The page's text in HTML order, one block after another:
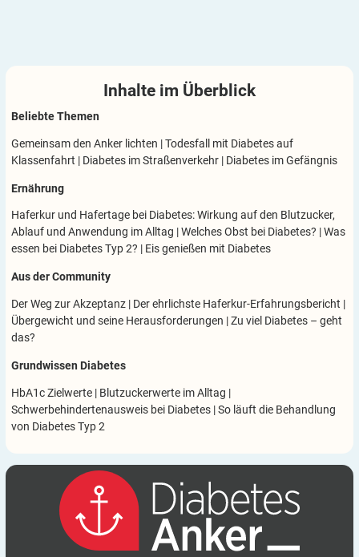
Inhalte im Überblick
Beliebte Themen
Gemeinsam den Anker lichten |Todesfall mit Diabetes auf
Klassenfahrt | Diabetes im Straßenverkehr | Diabetes im Gefängnis
Ernährung
Haferkur und Hafertage bei Diabetes: Wirkung auf den Blutzucker,
Ablauf und Anwendung im Alltag |Welches Obst bei Diabetes? |Was
essen bei Diabetes Typ 2? | Eis genießen mit Diabetes
Aus der Community
Der Weg zur Akzeptanz | Der ehrlichste Haferkur-Erfahrungsbericht |
Übergewicht und seine Herausforderungen |Zu viel Diabetes – geht
das?
Grundwissen Diabetes
HbA1c Zielwerte | Blutzuckerwerte im Alltag |
Schwerbehindertenausweis bei Diabetes |So läuft die Behandlung
von Diabetes Typ 2